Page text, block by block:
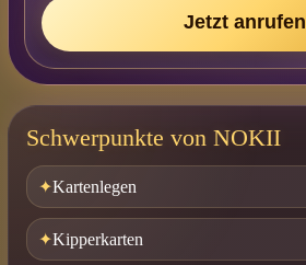
Jetzt anrufen
Schwerpunkte von NOKII
Kartenlegen
Kipperkarten